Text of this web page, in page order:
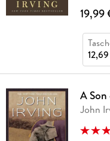
19,99
A
John